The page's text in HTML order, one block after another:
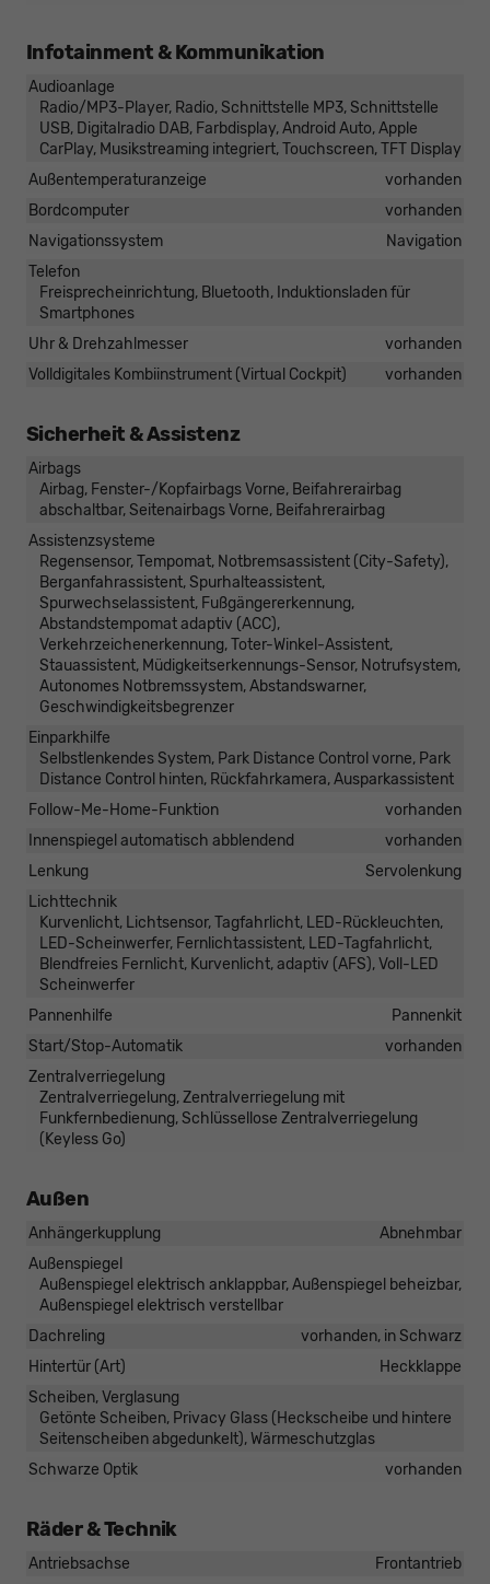
Infotainment & Kommunikation
Audioanlage
Radio/MP3-Player, Radio, Schnittstelle MP3, Schnittstelle
USB, Digitalradio DAB, Farbdisplay, Android Auto, Apple
CarPlay, Musikstreaming integriert, Touchscreen, TFT Display
Außentemperaturanzeige
vorhanden
Bordcomputer
vorhanden
Navigationssystem
Navigation
Telefon
Freisprecheinrichtung, Bluetooth, Induktionsladen für
Smartphones
Uhr & Drehzahlmesser
vorhanden
Volldigitales Kombiinstrument (Virtual Cockpit)
vorhanden
Sicherheit & Assistenz
Airbags
Airbag, Fenster-/Kopfairbags Vorne, Beifahrerairbag
abschaltbar, Seitenairbags Vorne, Beifahrerairbag
Assistenzsysteme
Regensensor, Tempomat, Notbremsassistent (City-Safety),
Berganfahrassistent, Spurhalteassistent,
Spurwechselassistent, Fußgängererkennung,
Abstandstempomat adaptiv (ACC),
Verkehrzeichenerkennung, Toter-Winkel-Assistent,
Stauassistent, Müdigkeitserkennungs-Sensor, Notrufsystem,
Autonomes Notbremssystem, Abstandswarner,
Geschwindigkeitsbegrenzer
Einparkhilfe
Selbstlenkendes System, Park Distance Control vorne, Park
Distance Control hinten, Rückfahrkamera, Ausparkassistent
Follow-Me-Home-Funktion
vorhanden
Innenspiegel automatisch abblendend
vorhanden
Lenkung
Servolenkung
Lichttechnik
Kurvenlicht, Lichtsensor, Tagfahrlicht, LED-Rückleuchten,
LED-Scheinwerfer, Fernlichtassistent, LED-Tagfahrlicht,
Blendfreies Fernlicht, Kurvenlicht, adaptiv (AFS), Voll-LED
Scheinwerfer
Pannenhilfe
Pannenkit
Start/Stop-Automatik
vorhanden
Zentralverriegelung
Zentralverriegelung, Zentralverriegelung mit
Funkfernbedienung, Schlüssellose Zentralverriegelung
(Keyless Go)
Außen
Anhängerkupplung
Abnehmbar
Außenspiegel
Außenspiegel elektrisch anklappbar, Außenspiegel beheizbar,
Außenspiegel elektrisch verstellbar
Dachreling
vorhanden, in Schwarz
Hintertür (Art)
Heckklappe
Scheiben, Verglasung
Getönte Scheiben, Privacy Glass (Heckscheibe und hintere
Seitenscheiben abgedunkelt), Wärmeschutzglas
Schwarze Optik
vorhanden
Räder & Technik
Antriebsachse
Frontantrieb